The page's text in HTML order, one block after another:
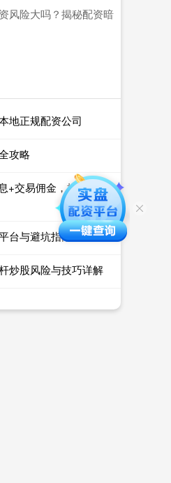
风险大吗？揭秘配资暗
地正规配资公司
攻略
+交易佣金，按日或按
台与避坑指南
炒股风险与技巧详解